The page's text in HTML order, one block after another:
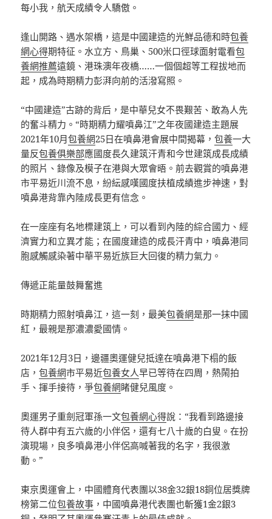
每小我，航天成績令人驕傲。
逢山開路、遇水架橋，這是中國建造的光鮮品德和時包養
網心得期特征。水立方、鳥巢、500米口徑球面射電看包
養網推薦遠鏡、港珠澳年夜橋……一個個超等工程拔地而
起，成為時期精力彭湃向前的活潑寫照。
“中國建造”古跡的背后，是中華兒女不畏艱苦、敢為人先
的奮斗精力。“時期精力耀噴鼻江”之年夜國建造主題展
2021年10月包養網25日在噴鼻港會展中間揭幕，包養一大
量反包養俱樂部應國度長久建筑汗青和今世建筑成長成績
的照片、錄像及模子在港與大眾會晤。前去觀賞的噴鼻港
市平易近川流不息，紛紜感嘆國度扶植成績進步神速，對
噴鼻港背靠內陸成長更有信念。
在一座座有名地標建筑上，可以看到內陸的綜合國力、經
濟實力和立異才能；在國度建造的成長汗青中，噴鼻港同
胞感觸感染著中華平易近族巨大回復的精力氣力。
傳遞正能量鼓舞奮進
時期精力照射噴鼻江，這一刻，最美包養網是那一抹中國
紅，最親是那濃濃愛國情。
2021年12月3日，邊疆奧運健兒抵達在噴鼻港下榻的飯
店，包養網市平易近包養女人早已等待在四周，熱鬧拍
手、揮手接待，爭包養網睹健兒風度。
奧運男子重劍冠軍孫一文包養網心得說：“我看到路邊接
待人群中有五六歲的小伴侶，還有七八十歲的白叟。在扮
演現場，良多噴鼻港小伴侶高喊著我的名字，我很激
動。”
東京奧運會上，中國體育代表團以38金32銀18銅位居獎牌
榜第二位包養故事 ，中國噴鼻港代表團也斬獲1金2銀3